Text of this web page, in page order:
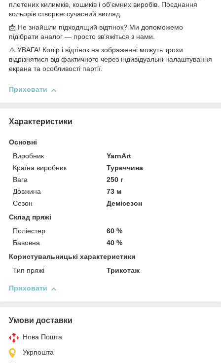
плетених килимків, кошиків і об’ємних виробів. Поєднання
кольорів створює сучасний вигляд.
📩 Не знайшли підходящий відтінок? Ми допоможемо
підібрати аналог — просто зв’яжіться з нами.
⚠️ УВАГА! Колір і відтінок на зображенні можуть трохи
відрізнятися від фактичного через індивідуальні налаштування
екрана та особливості партії.
Приховати
Характеристики
Основні
Виробник
YarnArt
Країна виробник
Туреччина
Вага
250 г
Довжина
73 м
Сезон
Демісезон
Склад пряжі
Поліестер
60 %
Бавовна
40 %
Користувальницькі характеристики
Тип пряжі
Трикотаж
Приховати
Умови доставки
Нова Пошта
Укрпошта